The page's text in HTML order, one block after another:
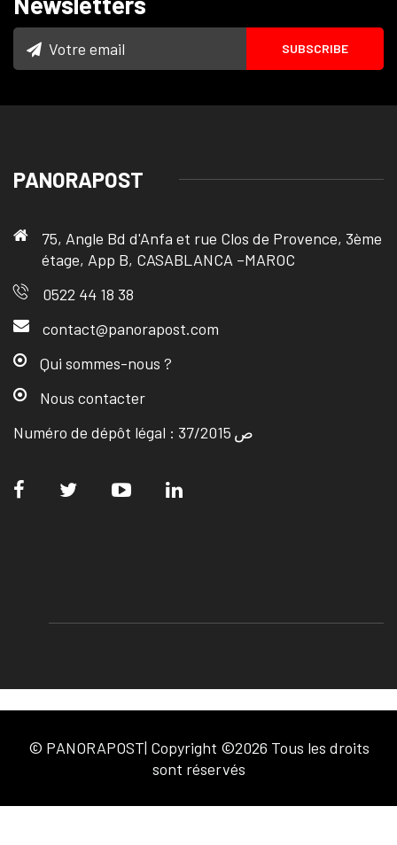
PANORAPOST
75, Angle Bd d'Anfa et rue Clos de Provence, 3ème
étage, App B, CASABLANCA –MAROC
0522 44 18 38
contact@panorapost.com
Qui sommes-nous ?
Nous contacter
Numéro de dépôt légal : ص 37/2015
© PANORAPOST| Copyright ©2026 Tous les droits
sont réservés